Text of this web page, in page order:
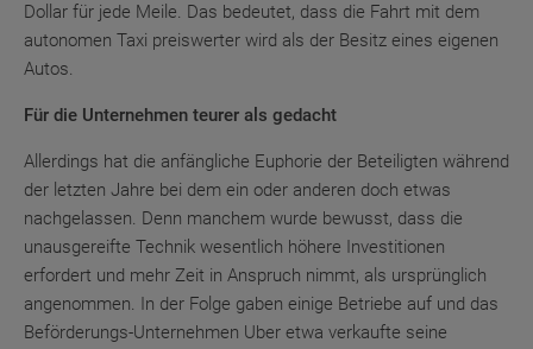
Dollar für jede Meile. Das bedeutet, dass die Fahrt mit dem
autonomen Taxi preiswerter wird als der Besitz eines eigenen
Autos.
Für die Unternehmen teurer als gedacht
Allerdings hat die anfängliche Euphorie der Beteiligten während
der letzten Jahre bei dem ein oder anderen doch etwas
nachgelassen. Denn manchem wurde bewusst, dass die
unausgereifte Technik wesentlich höhere Investitionen
erfordert und mehr Zeit in Anspruch nimmt, als ursprünglich
angenommen. In der Folge gaben einige Betriebe auf und das
Beförderungs-Unternehmen Uber etwa verkaufte seine